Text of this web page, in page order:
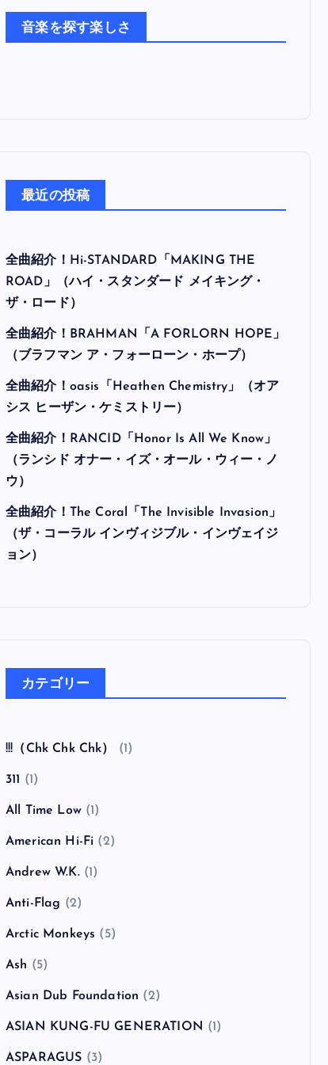
た
音楽を探す楽しさ
最近の投稿
全曲紹介！Hi-STANDARD「MAKING THE
ROAD」（ハイ・スタンダード メイキング・
ザ・ロード）
全曲紹介！BRAHMAN「A FORLORN HOPE」
（ランシド オナー・イズ・オール・ウィー・ノ
ウ）
（ザ・コーラル インヴィジブル・インヴェイジ
ョン）
カテゴリー
!!!（Chk Chk Chk）
311(1)
All Time Low(1)
American Hi-Fi(2)